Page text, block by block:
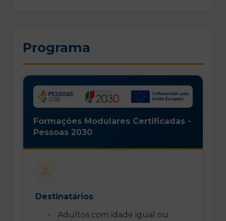
Programa
Formações Modulares Certificadas -
Pessoas 2030
Destinatários
Adultos com idade igual ou